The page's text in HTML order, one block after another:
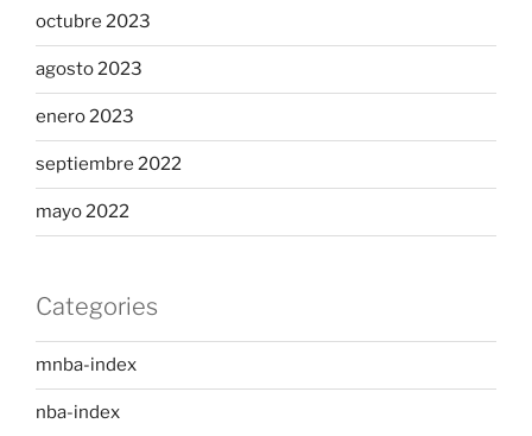
octubre 2023
agosto 2023
enero 2023
septiembre 2022
mayo 2022
Categories
mnba-index
nba-index